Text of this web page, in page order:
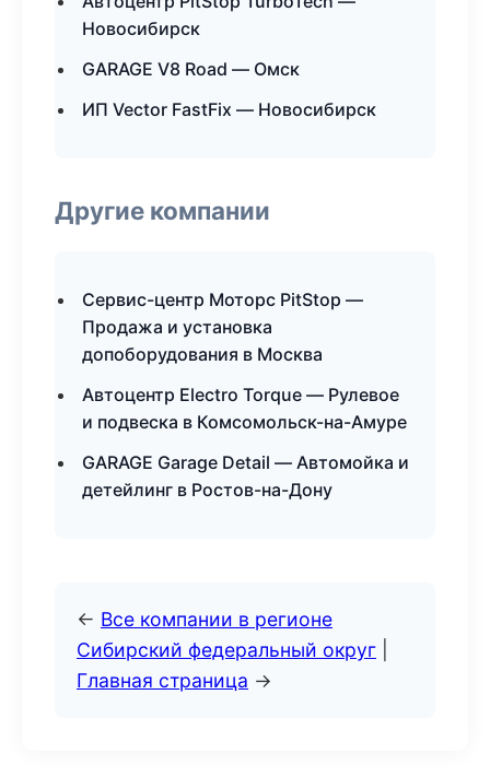
Новосибирск
GARAGE V8 Road — Омск
ИП Vector FastFix — Новосибирск
Другие компании
Сервис-центр Моторс PitStop —
Продажа и установка
допоборудования в Москва
Автоцентр Electro Torque — Рулевое
и подвеска в Комсомольск-на-Амуре
GARAGE Garage Detail — Автомойка и
детейлинг в Ростов-на-Дону
← Все компании в регионе
Сибирский федеральный округ
Главная страница →